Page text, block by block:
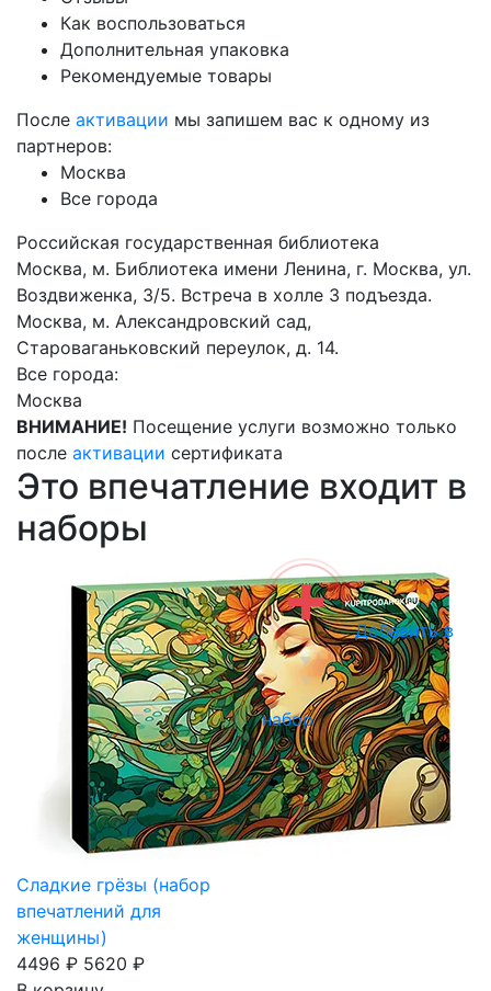
Как воспользоваться
Дополнительная упаковка
Рекомендуемые товары
После активации мы запишем вас к одному из
партнеров:
Москва
Все города
Российская государственная библиотека
Москва, м. Библиотека имени Ленина, г. Москва, ул.
Воздвиженка, 3/5. Встреча в холле 3 подъезда.
Москва, м. Александровский сад,
Староваганьковский переулок, д. 14.
Все города:
Москва
ВНИМАНИЕ! Посещение услуги возможно только
после активации сертификата
Это впечатление входит в
наборы
Сладкие грёзы (набор
впечатлений для
женщины)
4496 ₽ 5620 ₽
Добавить в
набор